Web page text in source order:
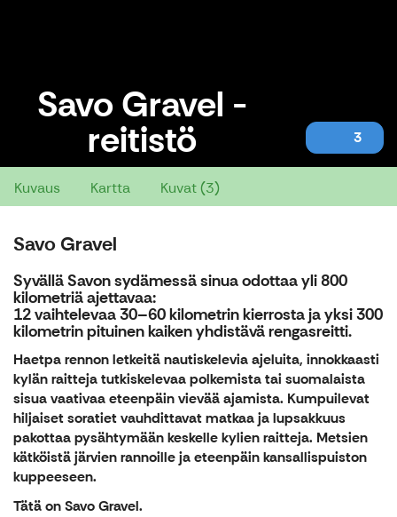
Savo Gravel -
reitistö 3
Savo Gravel -reitistö
Kuvaus Kartta Kuvat (3)
Savo Gravel
Syvällä Savon sydämessä sinua odottaa yli 800
kilometriä ajettavaa:
12 vaihtelevaa 30–60 kilometrin kierrosta ja yksi 300
kilometrin pituinen kaiken yhdistävä rengasreitti.
Haetpa rennon letkeitä nautiskelevia ajeluita, innokkaasti
kylän raitteja tutkiskelevaa polkemista tai suomalaista
sisua vaativaa eteenpäin vievää ajamista. Kumpuilevat
hiljaiset soratiet vauhdittavat matkaa ja lupsakkuus
pakottaa pysähtymään keskelle kylien raitteja. Metsien
kätköistä järvien rannoille ja eteenpäin kansallispuiston
kuppeeseen.
Tätä on Savo Gravel.